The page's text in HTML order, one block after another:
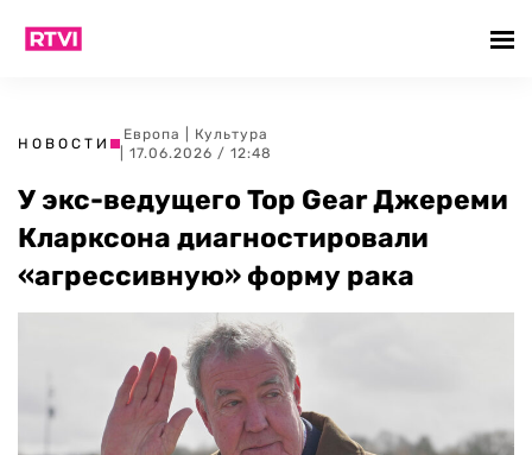
НОВОСТИ
Европа
Культура
| 17.06.2026 / 12:48
У экс-ведущего Top Gear Джереми
Кларксона диагностировали
«агрессивную» форму рака